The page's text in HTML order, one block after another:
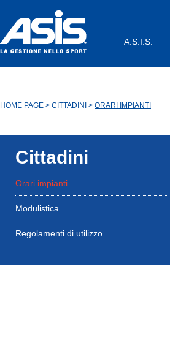
A.S.I.S.
HOME PAGE > CITTADINI > ORARI IMPIANTI
Cittadini
Orari impianti
Modulistica
Regolamenti di utilizzo